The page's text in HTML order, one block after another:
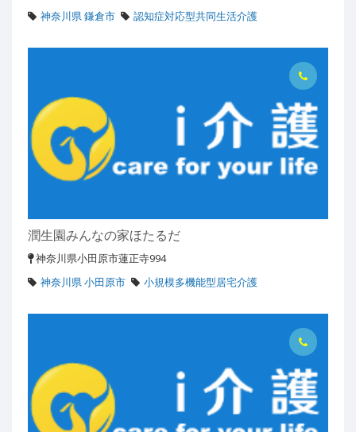
神奈川県 鎌倉市
認知症対応型共同生活介護
潤生園みんなの家ほたるだ
神奈川県小田原市蓮正寺994
神奈川県 小田原市
小規模多機能型居宅介護